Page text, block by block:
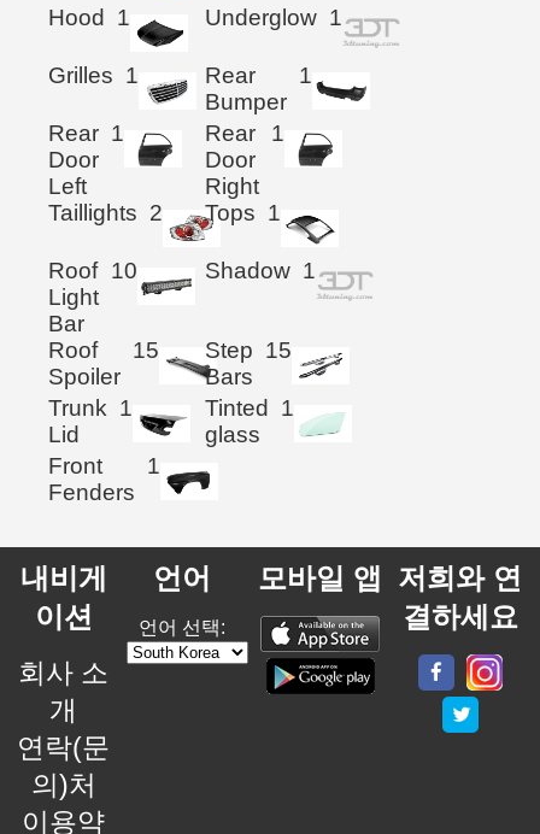
Hood 1 Underglow 1
Grilles 1
Rear
Bumper
1
Rear
Door
Left
1
Rear
Door
Right
1
Taillights 2 Tops 1
Roof
Light
Bar
10 Shadow 1
Roof
Spoiler
15
Step
Bars
15
Trunk
Lid
1
Tinted
glass
1
Front
Fenders
1
내비게
이션
회사 소
개
연락(문
의)처
이용약
언어
언어 선택:
모바일 앱 저희와 연
결하세요